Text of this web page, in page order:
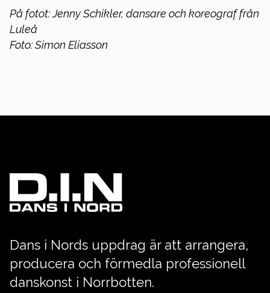
På fotot: Jenny Schikler, dansare och koreograf från
Luleå
Foto: Simon Eliasson
Dans i Nords uppdrag är att arrangera,
producera och förmedla professionell
danskonst i Norrbotten.